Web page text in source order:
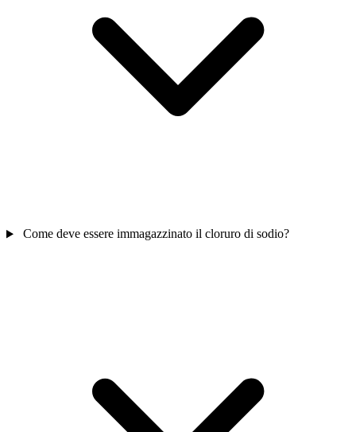
Come deve essere immagazzinato il cloruro di sodio?